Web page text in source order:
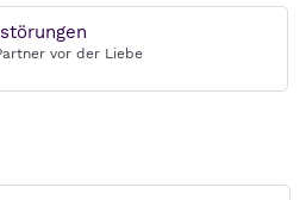
vor der Liebe